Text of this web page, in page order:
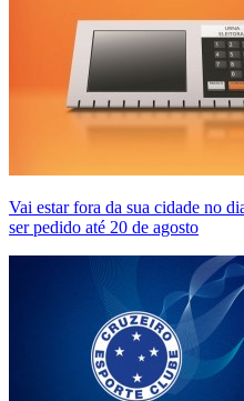
Vai estar fora da sua cidade no
ser pedido até 20 de agosto